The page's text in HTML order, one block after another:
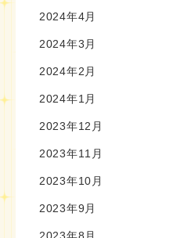
2024年4月
2024年3月
2024年2月
2024年1月
2023年12月
2023年11月
2023年10月
2023年9月
2023年8月